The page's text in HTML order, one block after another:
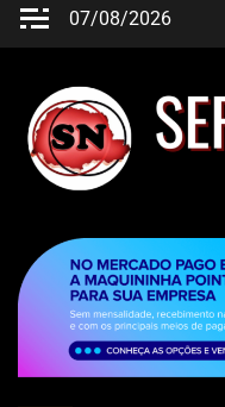
07/08/2026